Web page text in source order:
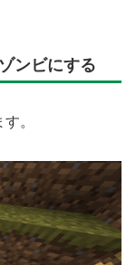
ンビにする
。